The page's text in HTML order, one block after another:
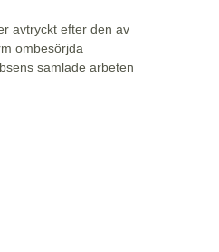
avtryckt efter den av
ombesörjda
samlade arbeten